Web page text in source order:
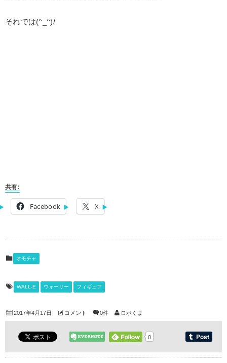
それでは(^_^)/
共有:
Facebook X
オモチャ
WALL-E ウォーリー フィギュア
2017年4月17日 コメント 0件 ロボくま
0